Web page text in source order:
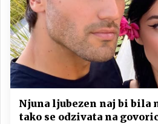
Njuna ljubezen naj bi
tako se odzivata na